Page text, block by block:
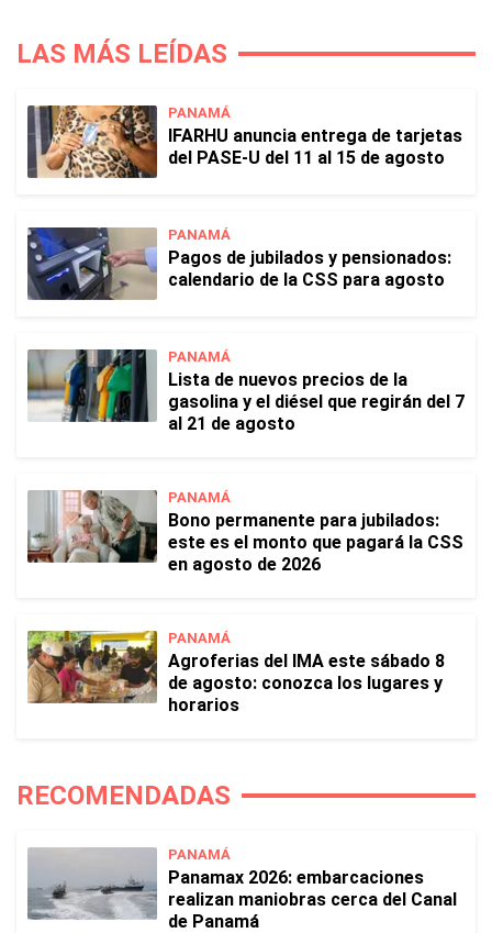
LAS MÁS LEÍDAS
PANAMÁ
IFARHU anuncia entrega de tarjetas
del PASE-U del 11 al 15 de agosto
PANAMÁ
Pagos de jubilados y pensionados:
calendario de la CSS para agosto
PANAMÁ
Lista de nuevos precios de la
gasolina y el diésel que regirán del 7
al 21 de agosto
PANAMÁ
Bono permanente para jubilados:
este es el monto que pagará la CSS
en agosto de 2026
PANAMÁ
Agroferias del IMA este sábado 8
de agosto: conozca los lugares y
horarios
RECOMENDADAS
PANAMÁ
Panamax 2026: embarcaciones
realizan maniobras cerca del Canal
de Panamá